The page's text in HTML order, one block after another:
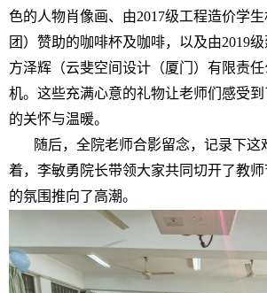
色的人物肖像画、由2017级工程造价学
团）赞助的咖啡杯及咖啡，以及由2019
方泽辉（云斐空间设计（厦门）有限责
机。这些充满心意的礼物让老师们感受
的关怀与温暖。
随后，全院老师合影留念，记录下这
着，李敏勇院长带领大家共同切开了教
的氛围推向了高潮。